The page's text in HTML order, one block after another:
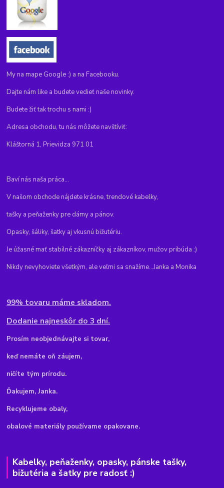
My na mape Google :) a na Facebooku.
Dajte nám like a budete vedieť naše novinky.
Budete žiť tak trochu s nami :)
Adresa obchodu, tu nás môžete navštíviť:
Kláštorná 1, Prievidza 971 01
Baví nás naša práca...
V našom obchode nájdete krásne, trendové kabelky,
tašky a peňaženky pre dámy a pánov.
Opasky, šáliky, šatky aj vkusnú bižutériu.
Je úžasné mať stabilné zákazníčky aj zákazníkov, mužov pribúda :)
Nikdy nevyhoviete všetkým, ale veľmi sa snažíme...Janka a Monika
99% tovaru máme skladom.
Dodanie najneskôr do 3 dní.
Prosím neobjednávajte si tovar,
keď nemáte oň záujem,
ničíte tým prírodu.
Ďakujem, Janka.
Recyklujeme obaly,
obalové materiály používame opakovane.
Kabelky, peňaženky, opasky, pánske tašky,
bižutéria a šatky pre radosť :)